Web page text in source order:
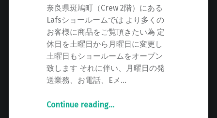
奈良県斑鳩町（Crew 2階）にある
Lafsショールームでは より多くの
お客様に商品をご覧頂きたい為 定
休日を土曜日から月曜日に変更し
土曜日もショールームをオープン
致します それに伴い、月曜日の発
送業務、お電話、Eメ…
Continue reading"
…